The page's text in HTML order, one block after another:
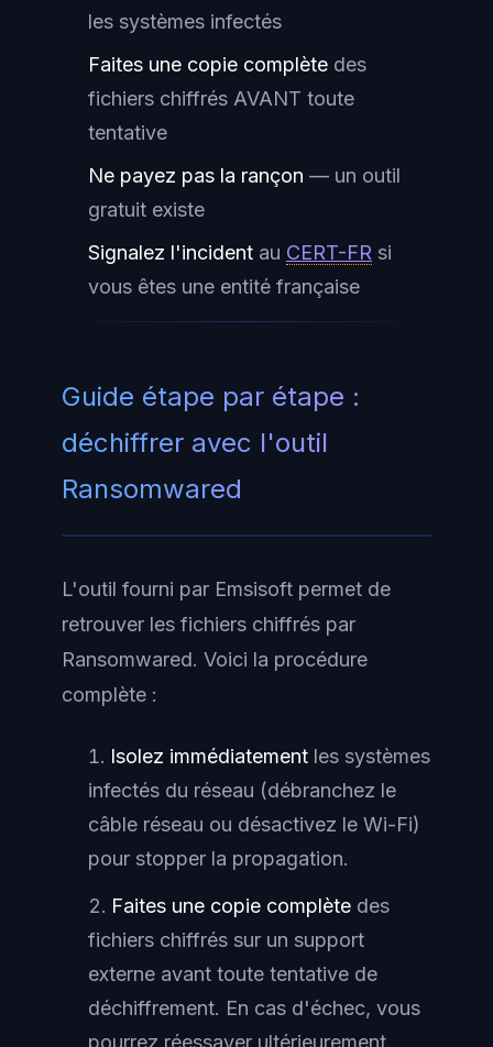
les systèmes infectés
Faites une copie complète des
fichiers chiffrés AVANT toute
tentative
Ne payez pas la rançon — un outil
gratuit existe
Signalez l'incident au CERT-FR si
vous êtes une entité française
Guide étape par étape :
déchiffrer avec l'outil
Ransomwared
L'outil fourni par Emsisoft permet de
retrouver les fichiers chiffrés par
Ransomwared. Voici la procédure
complète :
Isolez immédiatement les systèmes
infectés du réseau (débranchez le
câble réseau ou désactivez le Wi-Fi)
pour stopper la propagation.
Faites une copie complète des
fichiers chiffrés sur un support
externe avant toute tentative de
déchiffrement. En cas d'échec, vous
pourrez réessayer ultérieurement.